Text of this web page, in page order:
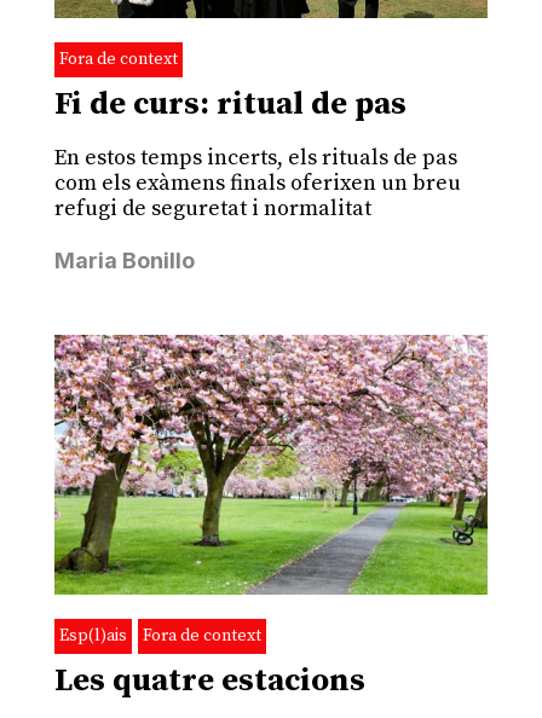
Fora de context
Fi de curs: ritual de pas
En estos temps incerts, els rituals de pas
com els exàmens finals oferixen un breu
refugi de seguretat i normalitat
Maria Bonillo
Esp(l)ais Fora de context
Les quatre estacions